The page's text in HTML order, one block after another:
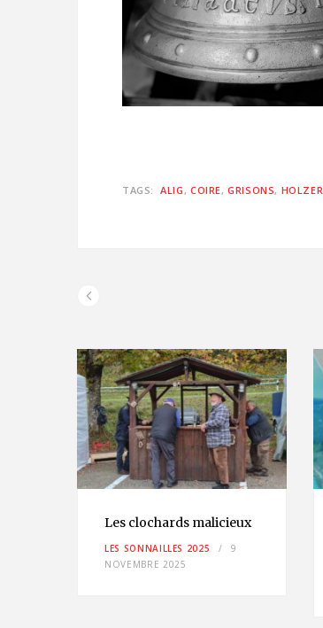
TAGS: ALIG COIRE GRISONS HOLZER
Les clochards malicieux
LES SONNAILLES 2025
9
NOVEMBRE 2025